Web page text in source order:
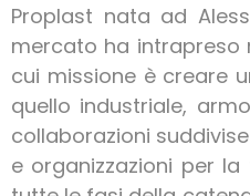
Proplast nata ad
mercato ha intrapreso
cui missione è creare
quello industriale,
collaborazioni
e organizzazioni per la